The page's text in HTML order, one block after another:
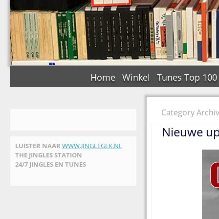
Home Winkel Tunes Top 100
LUISTER NAAR WWW.JINGLEGEK.NL
THE JINGLES STATION
24/7 JINGLES EN TUNES
Category
Nieuwe